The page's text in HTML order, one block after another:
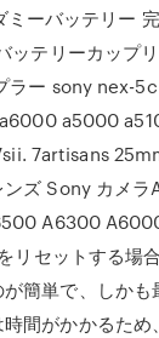
ーバッテリー
ッテリーカップ
ラー sony nex-
a5000
7artisans
ズ Sony カメラ
A6300
リセットする場
簡単で、しかも
間がかかるため